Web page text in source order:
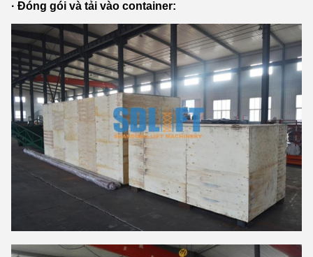
· Đóng gói và tải vào container: